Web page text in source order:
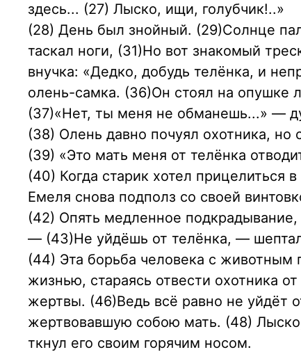
здесь... (27) Лыско, ищи, голубчик!..»
(28) День был знойный. (29)Солнце
таскал ноги, (31)Но вот знакомый
внучка: «Дедко, добудь телёнка, и
олень-самка. (36)Он стоял на опушке
(37)«Нет, ты меня не обманешь...» —
(38) Олень давно почуял охотника,
(39) «Это мать меня от телёнка
(40) Когда старик хотел прицелиться
Емеля снова подполз со своей
(42) Опять медленное подкрадывание,
— (43)Не уйдёшь от телёнка, —
(44) Эта борьба человека с животным
жизнью, стараясь отвести охотника
жертвы. (46)Ведь всё равно не уйдёт
жертвовавшую собою мать. (48)
ткнул его своим горячим носом.